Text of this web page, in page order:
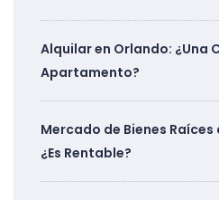
Alquilar en Orlando: ¿Una
Apartamento?
Mercado de Bienes Raíces
¿Es Rentable?